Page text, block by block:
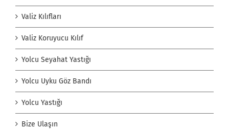
Valiz Kılıfları
Valiz Koruyucu Kılıf
Yolcu Seyahat Yastığı
Yolcu Uyku Göz Bandı
Yolcu Yastığı
Bize Ulaşın